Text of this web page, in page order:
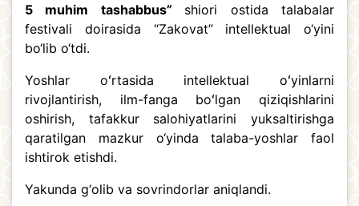
5 muhim tashabbus” shiori ostida talabalar
festivali doirasida “Zakovat” intellektual o‘yini
bo‘lib o‘tdi.
Yoshlar oʻrtasida intellektual oʻyinlarni
rivojlantirish, ilm-fanga boʻlgan qiziqishlarini
oshirish, tafakkur salohiyatlarini yuksaltirishga
qaratilgan mazkur o‘yinda talaba-yoshlar faol
ishtirok etishdi.
Yakunda g‘olib va sovrindorlar aniqlandi.